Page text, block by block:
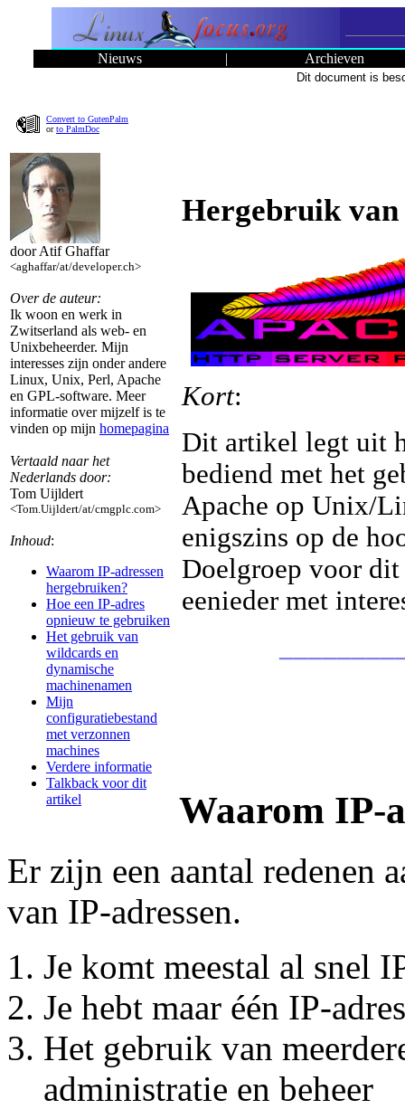
Nieuws | Archieven
Dit document is
Convert to GutenPalm
orto PalmDoc
door Atif Ghaffar
<aghaffar/at/developer.ch>
Over de auteur:
Ik woon en werk in
Zwitserland als web- en
Unixbeheerder. Mijn
interesses zijn onder andere
Linux, Unix, Perl, Apache
en GPL-software. Meer
informatie over mijzelf is te
vinden op mijn homepagina
Vertaald naar het
Nederlands door:
Tom Uijldert
<Tom.Uijldert/at/cmgplc.com>
Inhoud:
Waarom IP-adressen
hergebruiken?
Hoe een IP-adres
opnieuw te gebruiken
Het gebruik van
wildcards en
dynamische
machinenamen
Mijn
configuratiebestand
met verzonnen
machines
Verdere informatie
Talkback voor dit
artikel
Hergebruik van
Kort:
Dit artikel legt uit
bediend met het
Apache op Unix/
enigszins op de
Doelgroep voor dit
eenieder met
Waarom IP-
Er zijn een aantal redenen
van IP-adressen.
Je komt meestal al snel
Je hebt maar één IP-
Het gebruik van
administratie en beheer